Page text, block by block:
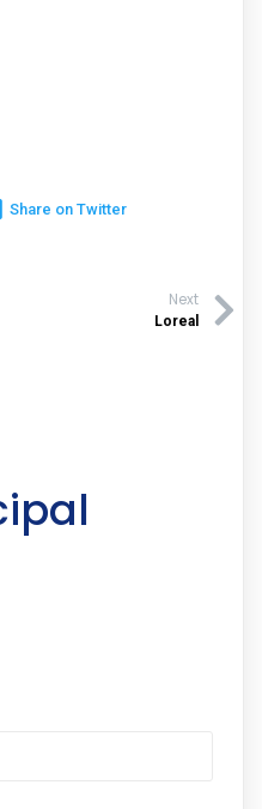
Share on Twitter
Next
Loreal